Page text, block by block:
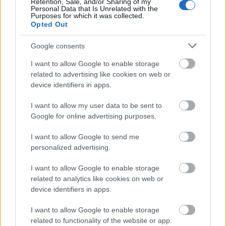
Personal Data that Is Unrelated with the
Purposes for which it was collected.
Opted Out
Google consents
I want to allow Google to enable storage
related to advertising like cookies on web or
device identifiers in apps.
I want to allow my user data to be sent to
Google for online advertising purposes.
I want to allow Google to send me
personalized advertising.
I want to allow Google to enable storage
related to analytics like cookies on web or
device identifiers in apps.
I want to allow Google to enable storage
related to functionality of the website or app.
Jó szándéka jegyében a győri produkció igyekszik
rendezői-színészi megoldást találni a darab néhány
feltűnő "személyiségzavarára". Ott van például
Stockmann-né, akinek hirtelen fordulata
mindenképp magyarázatra szorul. Eleinte
kifejezetten óva inti férjét attól, hogy
csak elszánt fegyvertárssá válik. Gyöngyössy Katalin
ezt a váltást a második felvonás első, szerkesztőségi
lánykorát idéző, meghatott mosollyal az arcán. Nem
kétséges, ő itt most arra az emberre ismert rá dr.
Stockmann vehemens fellépését látva, akibe egykor
beleszeretett. És ettől a szép színészi pillanattól
kezdve az asszony megadja magát és családját
annak a sorsnak, amit férje rájuk mért.
Kell valami indok dr. Stockmannhoz is, akivel